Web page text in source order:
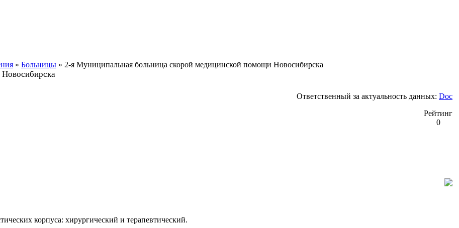
» Больницы » 2-я Муниципальная больница скорой медицинской помощи Новосибирска
Ответственный за актуальность данных: Doc
Рейтинг
0
корпуса: хирургический и терапевтический.